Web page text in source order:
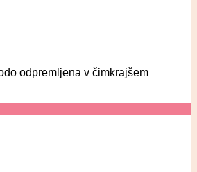
odpremljena v čimkrajšem